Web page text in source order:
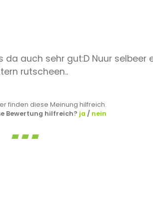
auch sehr gut:D Nuur selbeer
rutscheen..
finden diese Meinung hilfreich.
Bewertung hilfreich? ja / nein